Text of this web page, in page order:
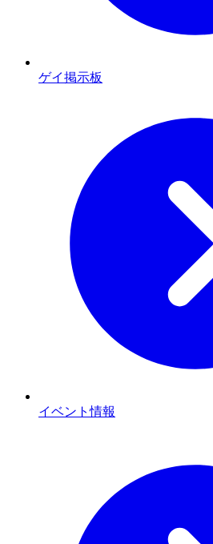
ゲイ掲示板
イベント情報